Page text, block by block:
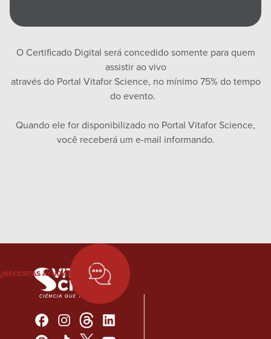
O Certificado Digital será concedido somente para quem
assistir ao vivo
através do Portal Vitafor Science, no mínimo 75% do tempo
do evento.
Quando ele for disponibilizado no Portal Vitafor Science,
você receberá um e-mail informando.
¿NECESITAS AYUDA?